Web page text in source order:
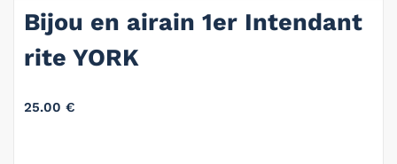
Bijou en airain 1er Intendant
rite YORK
25.00 €